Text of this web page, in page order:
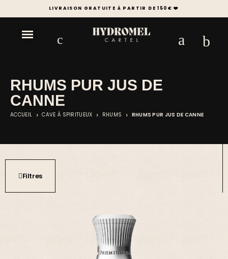
+1000 SPIRITUEUX & ESSENTIELS DE LA MIXOLOGIE
RHUMS PUR JUS DE
CANNE
ACCUEIL CAVE À SPIRITUEUX RHUMS RHUMS PUR JUS DE CANNE
Filtres